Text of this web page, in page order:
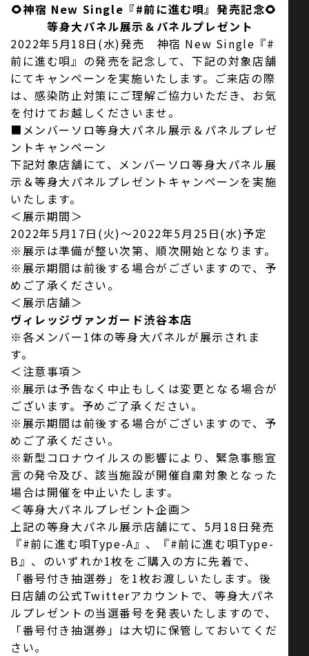
🌻神宿 New Single『#前に進む唄』発売記念🌻
等身大パネル展示＆パネルプレゼント
2022年5月18日(水)発売 神宿 New Single『#
前に進む唄』の発売を記念して、下記の対象店舗
にてキャンペーンを実施いたします。ご来店の際
は、感染防止対策にご理解ご協力いただき、お気
を付けてお越しくださいませ。
■メンバーソロ等身大パネル展示＆パネルプレゼ
ントキャンペーン
下記対象店舗にて、メンバーソロ等身大パネル展
示＆等身大パネルプレゼントキャンペーンを実施
いたします。
＜展示期間＞
2022年5月17日(火)～2022年5月25日(水)予定
※展示は準備が整い次第、順次開始となります。
※展示期間は前後する場合がございますので、予
めご了承ください。
＜展示店舗＞
ヴィレッジヴァンガード渋谷本店
※各メンバー1体の等身大パネルが展示されま
す。
＜注意事項＞
※展示は予告なく中止もしくは変更となる場合が
ございます。予めご了承ください。
※展示期間は前後する場合がございますので、予
めご了承ください。
※新型コロナウイルスの影響により、緊急事態宣
言の発令及び、該当施設が開催自粛対象となった
場合は開催を中止いたします。
＜等身大パネルプレゼント企画＞
上記の等身大パネル展示店舗にて、5月18日発売
『#前に進む唄Type-A』、『#前に進む唄Type-
B』、のいずれか1枚をご購入の方に先着で、
「番号付き抽選券」を1枚お渡しいたします。後
日店舗の公式Twitterアカウントで、等身大パネ
ルプレゼントの当選番号を発表いたしますので、
「番号付き抽選券」は大切に保管しておいてくだ
さい。